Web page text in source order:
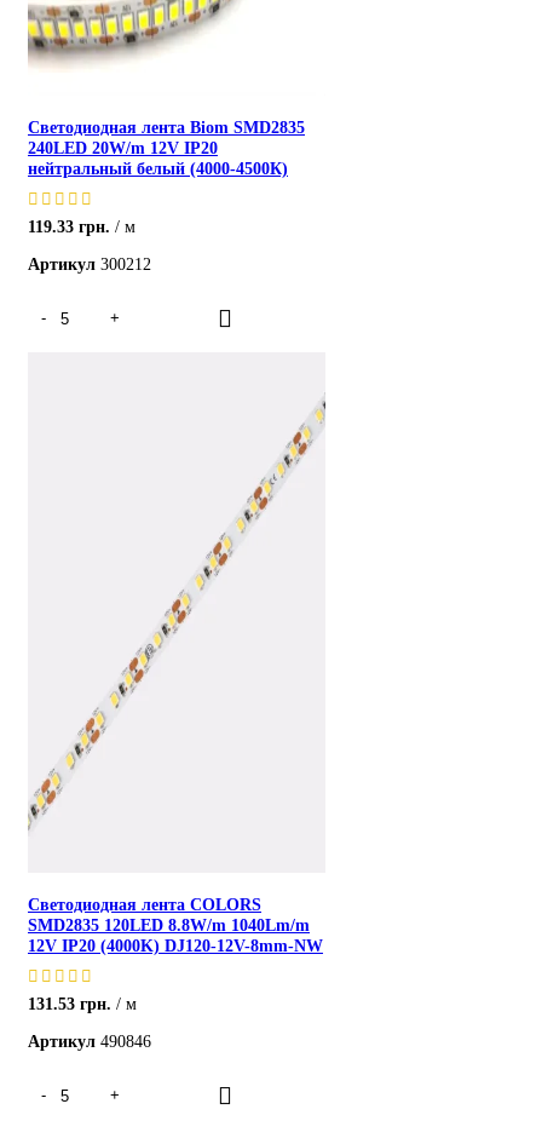
Светодиодная лента Biom SMD2835
240LED 20W/m 12V IP20
нейтральный белый (4000-4500К)
119.33 грн.
м
Артикул 300212
Светодиодная лента COLORS
SMD2835 120LED 8.8W/m 1040Lm/m
12V IP20 (4000K) DJ120-12V-8mm-NW
131.53 грн.
м
Артикул 490846